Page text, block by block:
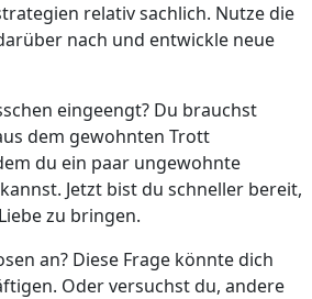
relativ sachlich. Nutze die
nach und entwickle neue
eingeengt? Du brauchst
dem gewohnten Trott
du ein paar ungewohnte
Jetzt bist du schneller bereit,
zu bringen.
an? Diese Frage könnte dich
Oder versuchst du, andere